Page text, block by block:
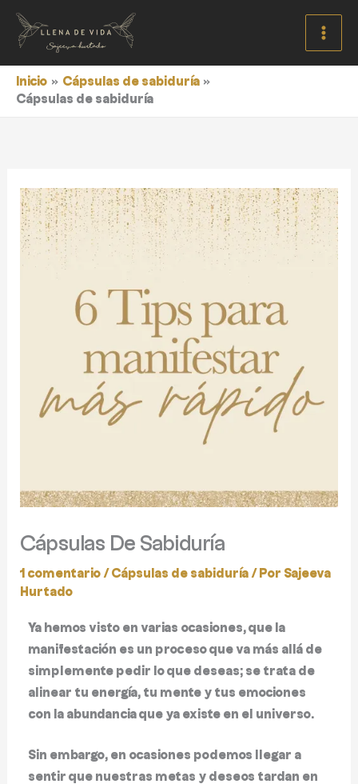
contenido
Inicio
Cápsulas de sabiduría
Cápsulas de sabiduría
Cápsulas De Sabiduría
1 comentario / Cápsulas de sabiduría/ Por Sajeeva
Hurtado
Ya hemos visto en varias ocasiones, que la
manifestación es un proceso que va más allá de
simplemente pedir lo que deseas; se trata de
alinear tu energía, tu mente y tus emociones
con la abundancia que ya existe en el universo.
Sin embargo, en ocasiones podemos llegar a
sentir que nuestras metas y deseos tardan en